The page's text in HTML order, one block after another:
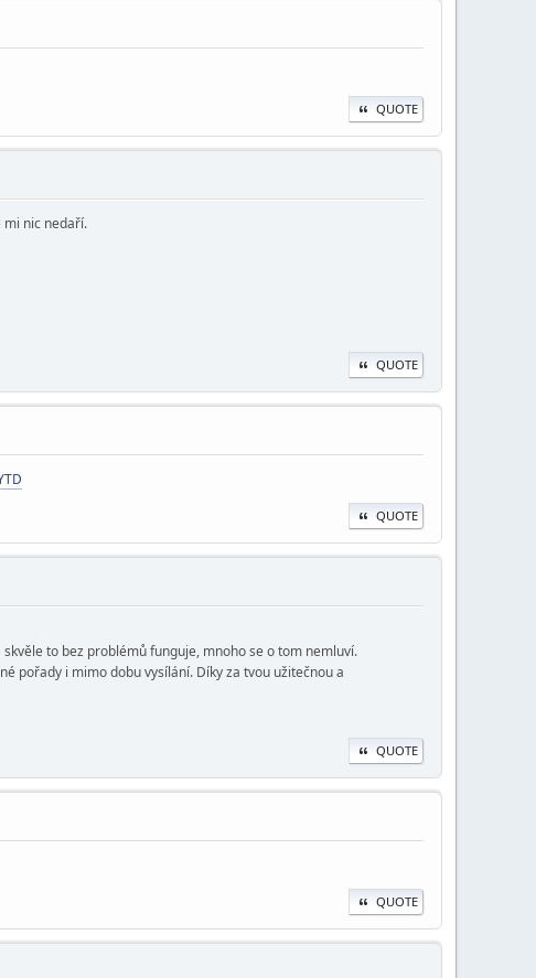
QUOTE
mi nic nedaří.
QUOTE
QUOTE
to bez problémů funguje, mnoho se o tom nemluví.
pořady i mimo dobu vysílání. Díky za tvou užitečnou a
QUOTE
QUOTE